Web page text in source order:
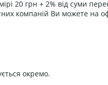
20 грн + 2% від суми
компаній Ви можете на
окремо.